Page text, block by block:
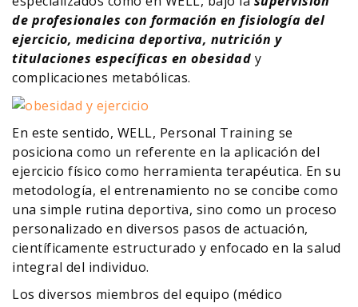
de profesionales con formación en fisiología del
ejercicio, medicina deportiva, nutrición y
titulaciones específicas en obesidad y
complicaciones metabólicas.
En este sentido, WELL, Personal Training se
posiciona como un referente en la aplicación del
ejercicio físico como herramienta terapéutica. En su
metodología, el entrenamiento no se concibe como
una simple rutina deportiva, sino como un proceso
personalizado en diversos pasos de actuación,
científicamente estructurado y enfocado en la salud
integral del individuo.
Los diversos miembros del equipo (médico